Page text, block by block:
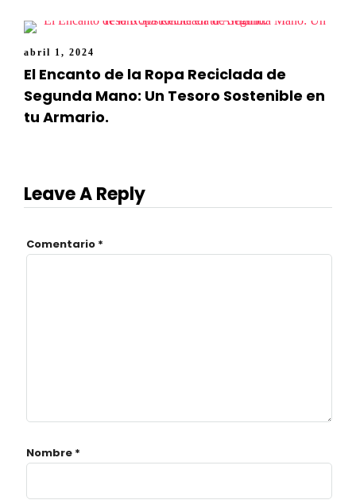
abril 1, 2024
El Encanto de la Ropa Reciclada de
Segunda Mano: Un Tesoro Sostenible en
tu Armario.
Leave A Reply
Comentario *
Nombre *